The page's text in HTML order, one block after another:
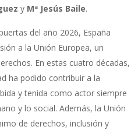
y Mª Jesús Baile.
del año 2026, España
a la Unión Europea, un
En estas cuatro décadas,
ha podido contribuir a la
y tenida como actor siempre
y lo social. Además, la Unión
de derechos, inclusión y